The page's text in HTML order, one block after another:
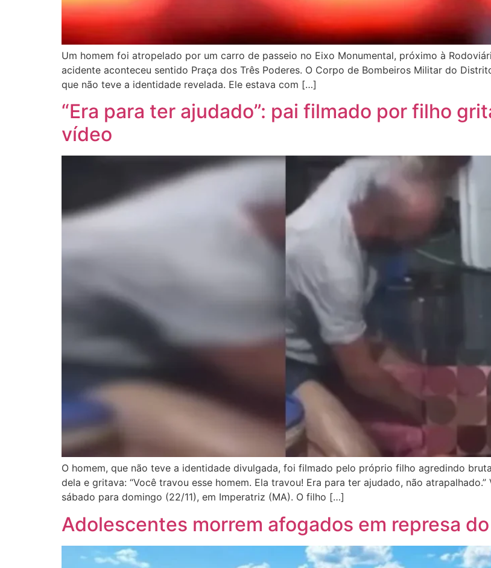
Um homem foi atropelado por um carro de passeio no Eixo Monumental, próximo à
acidente aconteceu sentido Praça dos Três Poderes. O Corpo de Bombeiros Militar do
que não teve a identidade revelada. Ele estava com […]
“Era para ter ajudado”: pai filmado por filho
vídeo
O homem, que não teve a identidade divulgada, foi filmado pelo próprio filho agredindo
dela e gritava: “Você travou esse homem. Ela travou! Era para ter ajudado, não
sábado para domingo (22/11), em Imperatriz (MA). O filho […]
Adolescentes morrem afogados em represa